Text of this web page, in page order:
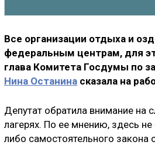
Все организации отдыха и
федеральным центрам, для
глава Комитета Госдумы по
Нина Останина сказала на
Депутат обратила внимание на
лагерях. По ее мнению, здесь
либо самостоятельного